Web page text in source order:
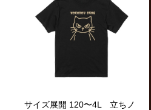
サイズ展開 120〜4L 立ちノ